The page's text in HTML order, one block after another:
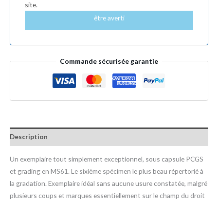
site.
être averti
Commande sécurisée garantie
Description
Un exemplaire tout simplement exceptionnel, sous capsule PCGS
et grading en MS61. Le sixième spécimen le plus beau répertorié à
la gradation. Exemplaire idéal sans aucune usure constatée, malgré
plusieurs coups et marques essentiellement sur le champ du droit